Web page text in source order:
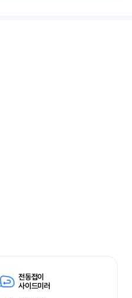
전동접이
사이드미러